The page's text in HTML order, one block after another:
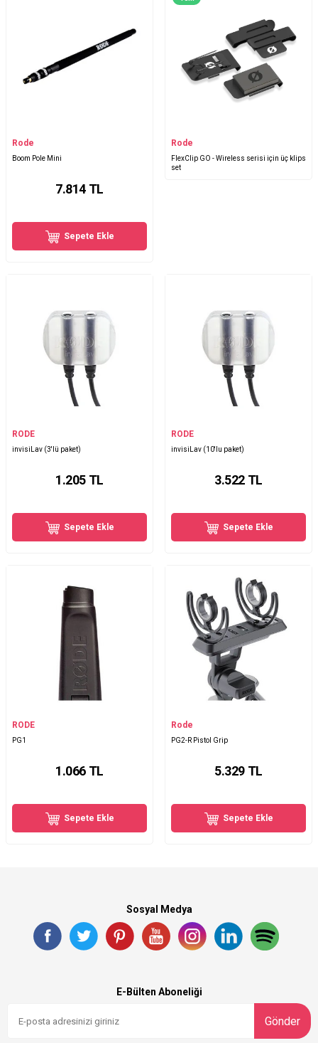
Rode
Boom Pole Mini
7.814 TL
Sepete Ekle
Rode
FlexClip GO - Wireless serisi için üç klips
set
RODE
invisiLav (3'lü paket)
1.205 TL
Sepete Ekle
RODE
invisiLav (10'lu paket)
3.522 TL
Sepete Ekle
RODE
PG1
1.066 TL
Sepete Ekle
Rode
PG2-R Pistol Grip
5.329 TL
Sepete Ekle
Sosyal Medya
E-Bülten Aboneliği
Gönder